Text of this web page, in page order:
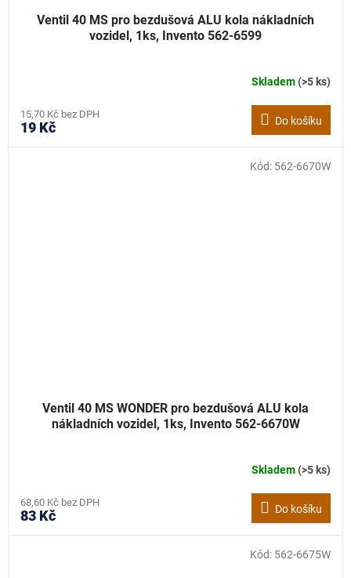
Ventil 40 MS pro bezdušová ALU kola nákladních
vozidel, 1ks, Invento 562-6599
Skladem(>5 ks)
15,70 Kč bez DPH
19 Kč Do košíku
Ventil 40 MS WONDER pro bezdušová ALU kola
nákladních vozidel, 1ks, Invento 562-6670W
Skladem(>5 ks)
68,60 Kč bez DPH
83 Kč Do košíku
Kód: 562-6670W
Kód: 562-6675W